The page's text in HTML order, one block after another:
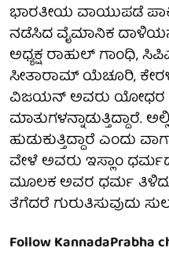
ಭಾರತೀಯ ವಾಯುಪಡೆ
ನಡೆಸಿದ ವೈಮಾನಿಕ ದಾಳಿಯನ್ನು
ಅಧ್ಯಕ್ಷ ರಾಹುಲ್ ಗಾಂಧಿ,
ಸೀತಾರಾಮ್ ಯೆಚೂರಿ,
ವಿಜಯನ್ ಅವರು ಯೋಧರ
ಮಾತುಗಳನ್ನಾಡುತ್ತಿದ್ದಾರೆ.
ಹುಡುಕುತ್ತಿದ್ದಾರೆ ಎಂದು
ವೇಳೆ ಅವರು ಇಸ್ಲಾಂ
ಮೂಲಕ ಅವರ ಧರ್ಮ
ತೆಗೆದರೆ ಗುರುತಿಸುವುದು
Follow KannadaPrabha